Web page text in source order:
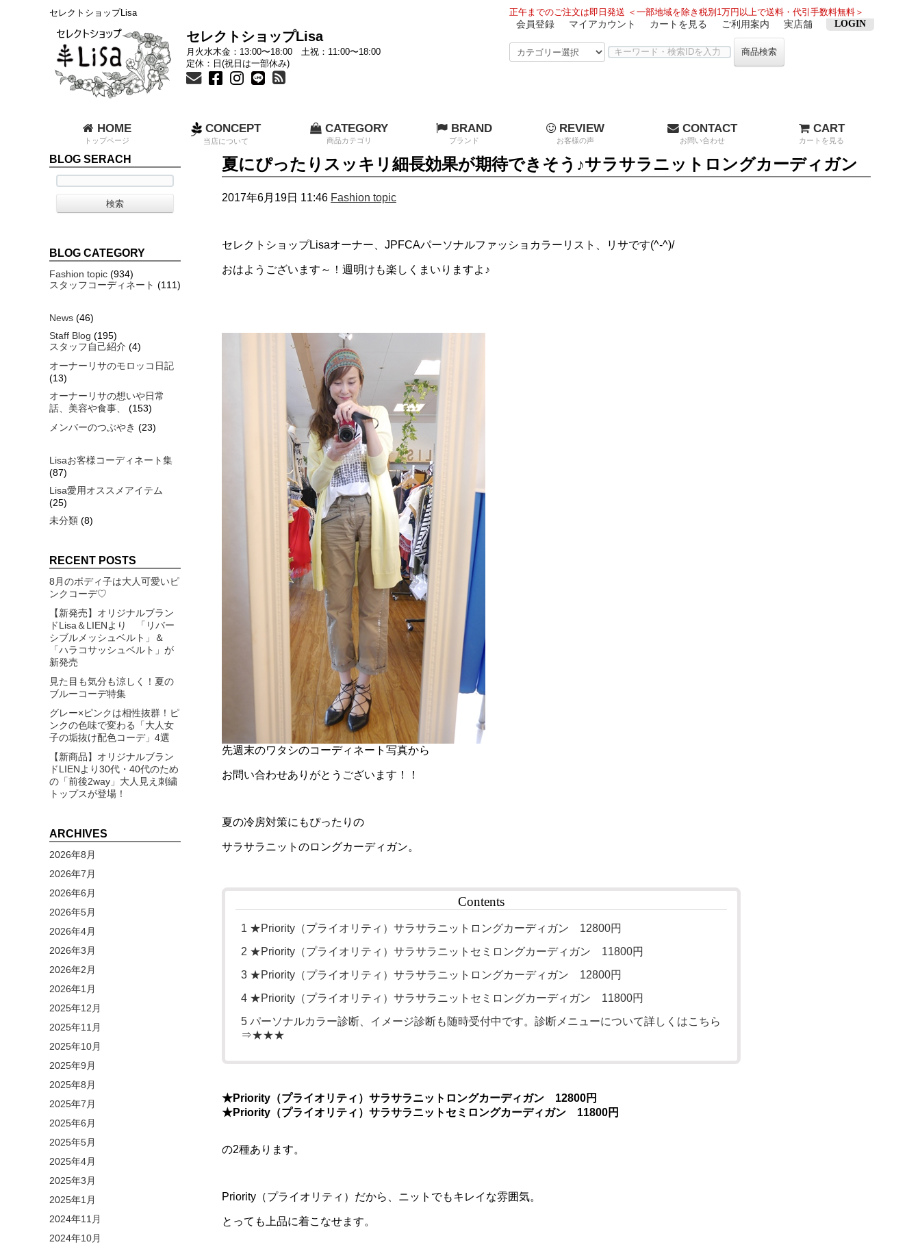
正午までのご注文は即日発送 ＜一部地域を除き税別1万円以上で送料・代引手数料無料＞
会員登録 マイアカウント カートを見る ご利用案内 実店舗 LOGIN
商品検索
セレクトショップLisa
セレクトショップLisa
月火水木金：13:00〜18:00 土祝：11:00〜18:00
定休：日(祝日は一部休み)
HOME
トップページ
CONCEPT
当店について
CATEGORY
商品カテゴリ
BRAND
ブランド
REVIEW
お客様の声
CONTACT
お問い合わせ
CART
カートを見る
夏にぴったりスッキリ細長効果が期待できそう♪サラサラニットロングカーディガン
2017年6月19日 11:46 Fashion topic
セレクトショップLisaオーナー、JPFCAパーソナルファッショカラーリスト、リサです(^-^)/
おはようございます～！週明けも楽しくまいりますよ♪
先週末のワタシのコーディネート写真から
お問い合わせありがとうございます！！
夏の冷房対策にもぴったりの
サラサラニットのロングカーディガン。
Contents
1 ★Priority（プライオリティ）サラサラニットロングカーディガン 12800円
2 ★Priority（プライオリティ）サラサラニットセミロングカーディガン 11800円
3 ★Priority（プライオリティ）サラサラニットロングカーディガン 12800円
4 ★Priority（プライオリティ）サラサラニットセミロングカーディガン 11800円
5 パーソナルカラー診断、イメージ診断も随時受付中です。診断メニューについて詳しくはこちら
⇒★★★
★Priority（プライオリティ）サラサラニットロングカーディガン 12800円
★Priority（プライオリティ）サラサラニットセミロングカーディガン 11800円
の2種あります。
Priority（プライオリティ）だから、ニットでもキレイな雰囲気。
とっても上品に着こなせます。
BLOG SERACH
BLOG CATEGORY
Fashion topic (934)
スタッフコーディネート (111)
News (46)
Staff Blog (195)
スタッフ自己紹介 (4)
オーナーリサのモロッコ日記
(13)
オーナーリサの想いや日常
話、美容や食事、
(153)
メンバーのつぶやき (23)
Lisaお客様コーディネート集
(87)
Lisa愛用オススメアイテム
(25)
未分類 (8)
RECENT POSTS
8月のボディ子は大人可愛いピ
ンクコーデ♡
【新発売】オリジナルブラン
ドLisa＆LIENより 「リバー
シブルメッシュベルト」＆
「ハラコサッシュベルト」が
新発売
見た目も気分も涼しく！夏の
ブルーコーデ特集
グレー×ピンクは相性抜群！ピ
ンクの色味で変わる「大人女
子の垢抜け配色コーデ」4選
【新商品】オリジナルブラン
ドLIENより30代・40代のため
の「前後2way」大人見え刺繍
トップスが登場！
ARCHIVES
2026年8月
2026年7月
2026年6月
2026年5月
2026年4月
2026年3月
2026年2月
2026年1月
2025年12月
2025年11月
2025年10月
2025年9月
2025年8月
2025年7月
2025年6月
2025年5月
2025年4月
2025年3月
2025年1月
2024年11月
2024年10月